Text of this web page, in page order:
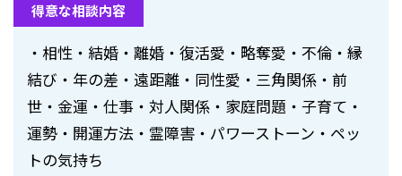
得意な相談内容
・相性・結婚・離婚・復活愛・略奪愛・不倫・縁
結び・年の差・遠距離・同性愛・三角関係・前
世・金運・仕事・対人関係・家庭問題・子育て・
運勢・開運方法・霊障害・パワーストーン・ペッ
トの気持ち